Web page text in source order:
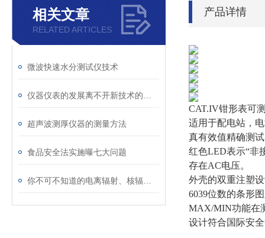
相关文章
RELATED ARTICLES
微波快速水分测试仪技术
超声波测厚仪器的测量方法
食品安全法实施曝七大问题
产品详情
CAT.IV钳形表可
适用于配电站，
真有效值精确测
红色LED表示“非
存在AC电压。
外壳的双重注塑
6039位数的条形
MAX/MIN功能在
设计符合国际安